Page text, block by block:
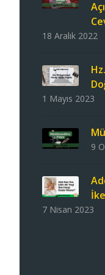
18 Aralık 2022
1 Mayıs 2023
9
7 Nisan 2023